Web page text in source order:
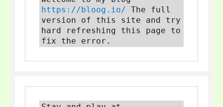
https://bloog.io/ The full
version of this site and try
hard refreshing this page to
fix the error.